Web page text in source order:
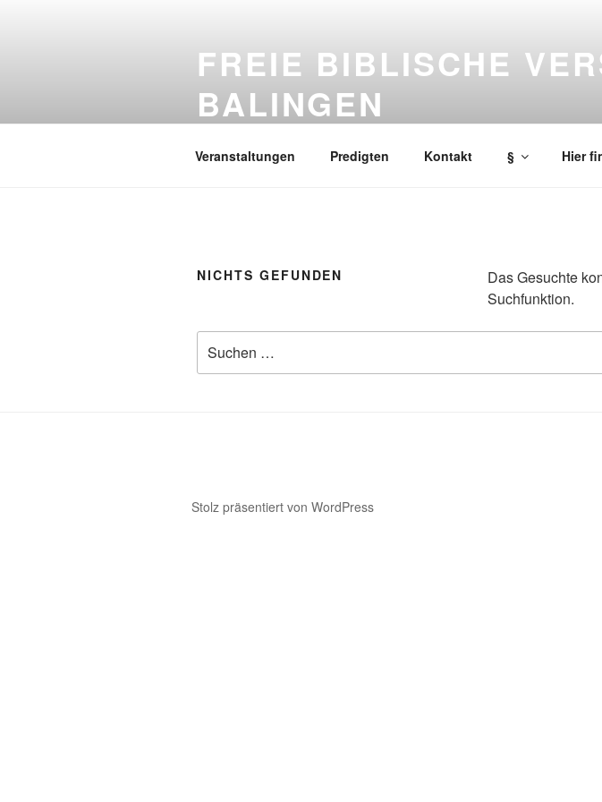
FREIE BIBLISCHE
BALINGEN
Veranstaltungen Predigten Kontakt § Hier
NICHTS GEFUNDEN
Das Gesuchte
Suchfunktion.
nach:
Stolz präsentiert von WordPress